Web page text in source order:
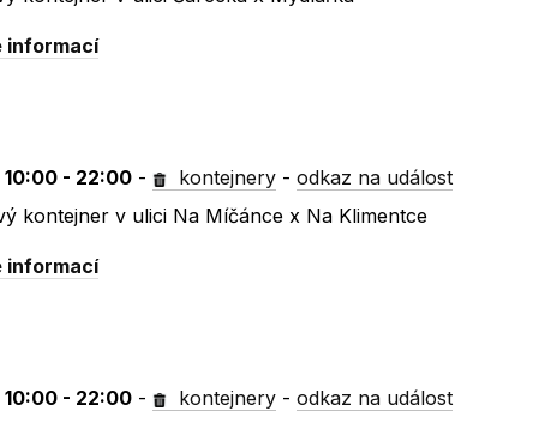
informací
10:00 - 22:00 - kontejnery -odkaz na událost
kontejner v ulici Na Míčánce x Na Klimentce
informací
10:00 - 22:00 - kontejnery -odkaz na událost